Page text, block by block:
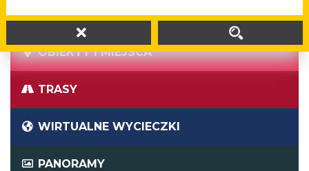
OBIEKTY I MIEJSCA
TRASY
WIRTUALNE WYCIECZKI
PANORAMY